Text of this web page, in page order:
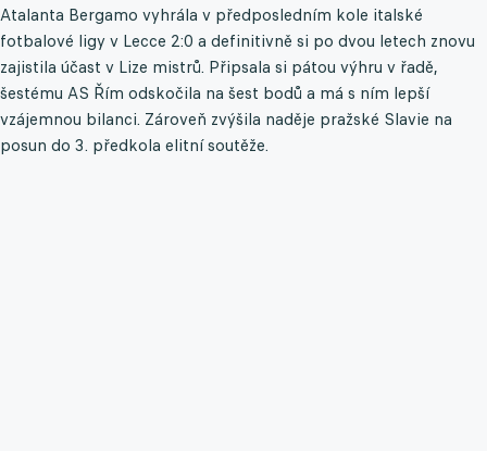
Atalanta Bergamo vyhrála v předposledním kole italské
fotbalové ligy v Lecce 2:0 a definitivně si po dvou letech znovu
zajistila účast v Lize mistrů. Připsala si pátou výhru v řadě,
šestému AS Řím odskočila na šest bodů a má s ním lepší
vzájemnou bilanci. Zároveň zvýšila naděje pražské Slavie na
posun do 3. předkola elitní soutěže.